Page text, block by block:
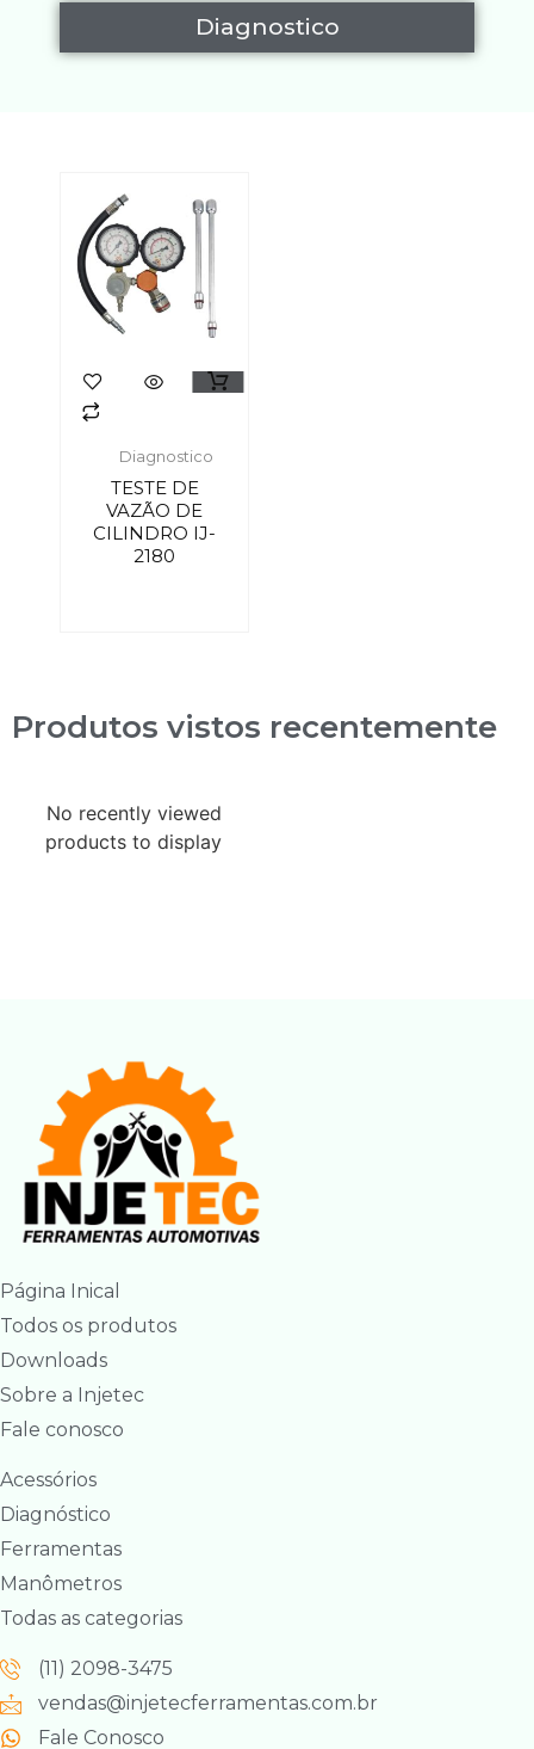
Diagnostico
Diagnostico
TESTE DE
VAZÃO DE
CILINDRO IJ-
2180
Produtos vistos recentemente
No recently viewed
products to display
Página Inical
Todos os produtos
Downloads
Sobre a Injetec
Fale conosco
Acessórios
Diagnóstico
Ferramentas
Manômetros
Todas as categorias
(11) 2098-3475
vendas@injetecferramentas.com.br
Fale Conosco